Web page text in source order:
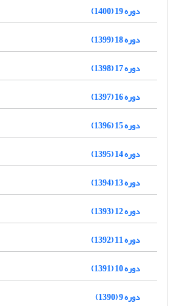
دوره 19 (1400)
دوره 18 (1399)
دوره 17 (1398)
دوره 16 (1397)
دوره 15 (1396)
دوره 14 (1395)
دوره 13 (1394)
دوره 12 (1393)
دوره 11 (1392)
دوره 10 (1391)
دوره 9 (1390)